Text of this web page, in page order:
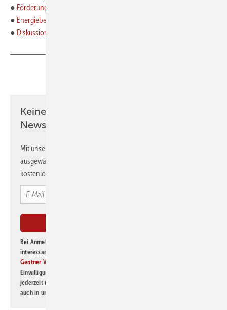
● Förderung über Einkommenssteuer § 35c
● Energieberatertätigkeit nebenher möglich?
● Diskussion zu ARD-Bericht über iSFP
Keine Zeit? Kein Problem mit dem GEB
Newsletter!
Mit unserem Newsletter erhalten Sie regelmäßig von uns
ausgewählte Informationen und Neuigkeiten, gebündelt und
kostenlos direkt ins Postfach.
Bei Anmeldung zu diesem Newsletter bin ich damit einverstanden, über
interessante Verlags- und Online-Angebote
Gentner Verlag GmbH & Co. KG
Einwilligung kann ich jederzeit widerrufen und eine Abmeldung ist
jederzeit möglich. Informationen zum Umgang mit Daten finden Sie
auch in unserer